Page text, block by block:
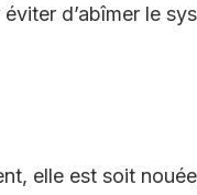
d’abîmer le
elle est soit